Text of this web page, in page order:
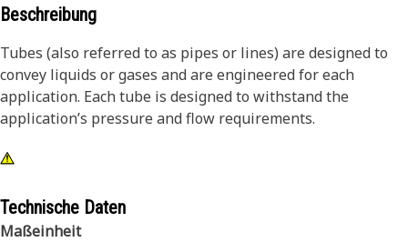
Beschreibung
Tubes (also referred to as pipes or lines) are designed to
convey liquids or gases and are engineered for each
application. Each tube is designed to withstand the
application’s pressure and flow requirements.
Technische Daten
Maßeinheit